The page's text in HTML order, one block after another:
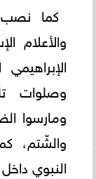
كما نصب
والأعلام
وصلوات
ومارسوا
والشّتم،
النبوي